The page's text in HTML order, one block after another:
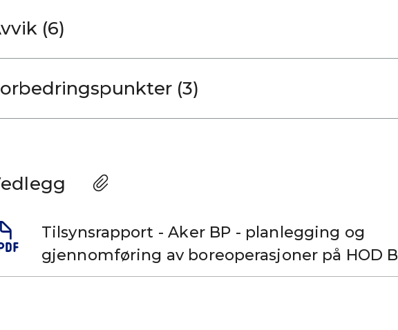
Avvik (6)
Forbedringspunkter (3)
Vedlegg
Tilsynsrapport - Aker BP - planlegging og
gjennomføring av boreoperasjoner på HOD B